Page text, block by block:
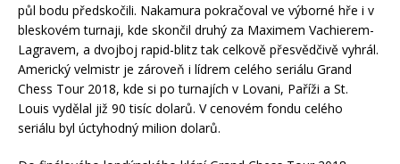
půl bodu předskočili. Nakamura pokračoval ve výborné hře i v
bleskovém turnaji, kde skončil druhý za Maximem Vachierem-
Lagravem, a dvojboj rapid-blitz tak celkově přesvědčivě vyhrál.
Americký velmistr je zároveň i lídrem celého seriálu Grand
Chess Tour 2018, kde si po turnajích v Lovani, Paříži a St.
Louis vydělal již 90 tisíc dolarů. V cenovém fondu celého
seriálu byl úctyhodný milion dolarů.